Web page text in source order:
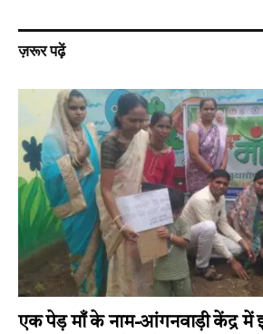
ज़रूर पढ़ें
एक पेड़ माँ के नाम-आंगनवाड़ी केंद्र में